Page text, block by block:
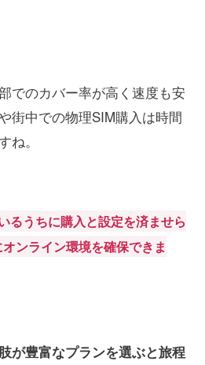
でのカバー率が高く速度も安
街中での物理SIM購入は時間
ね。
るうちに購入と設定を済ませら
ンライン環境を確保できま
が豊富なプランを選ぶと旅程